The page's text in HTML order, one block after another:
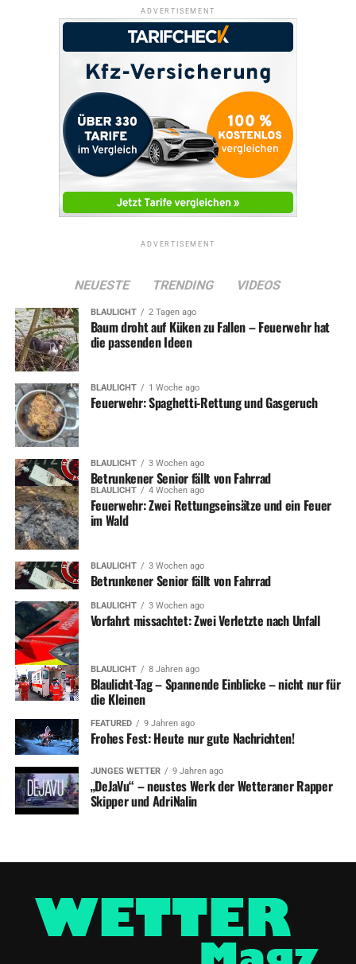
ADVERTISEMENT
ADVERTISEMENT
NEUESTE TRENDING VIDEOS
BLAULICHT 2 Tagen ago
Baum droht auf Küken zu Fallen – Feuerwehr hat
die passenden Ideen
BLAULICHT 1 Woche ago
Feuerwehr: Spaghetti-Rettung und Gasgeruch
BLAULICHT 3 Wochen ago
Betrunkener Senior fällt von Fahrrad
BLAULICHT 4 Wochen ago
Feuerwehr: Zwei Rettungseinsätze und ein Feuer
im Wald
BLAULICHT 3 Wochen ago
Betrunkener Senior fällt von Fahrrad
BLAULICHT 3 Wochen ago
Vorfahrt missachtet: Zwei Verletzte nach Unfall
BLAULICHT 8 Jahren ago
Blaulicht-Tag – Spannende Einblicke – nicht nur für
die Kleinen
FEATURED 9 Jahren ago
Frohes Fest: Heute nur gute Nachrichten!
JUNGES WETTER 9 Jahren ago
„DeJaVu“ – neustes Werk der Wetteraner Rapper
Skipper und AdriNalin